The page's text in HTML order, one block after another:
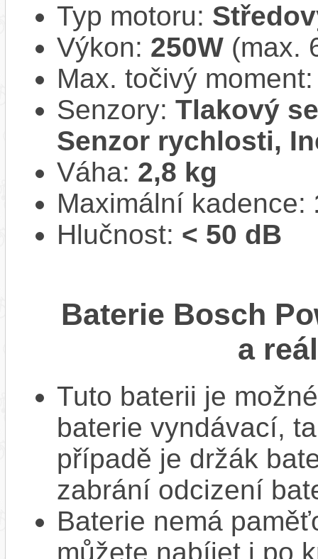
Typ motoru:
Výkon: 250W (max.
Max. točivý
Senzory: Tlakový
Senzor rychlosti,
Váha: 2,8 kg
Maximální kadence:
Hlučnost: < 50 dB
Baterie Bosch
a
Tuto baterii je
baterie vyndávací,
případě je držák
zabrání odcizení
Baterie nemá
můžete nabíjet i po